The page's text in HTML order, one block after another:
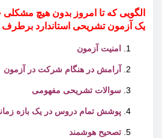
الگویی که تا امروز بدون هیچ مشکلی
یک آزمون تشریحی استاندارد برطرف
امنیت آزمون
رامش در هنگام شرکت در آزمون
سوالات تشریحی مفهومی
پوشش تمام دروس در یک بازه
تصحیح هوشمند